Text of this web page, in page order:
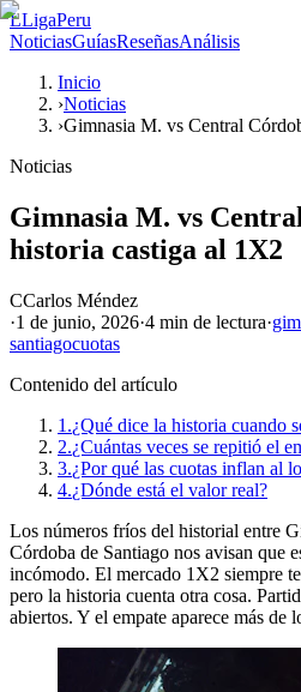
LLigaPeru
NoticiasGuíasReseñasAnálisis
Inicio
›Noticias
›Gimnasia M. vs Central
Noticias
Gimnasia M. vs
historia castiga al 1X2
CCarlos Méndez
·1 de junio, 2026·4 min de lectura·
santiagocuotas
Contenido del artículo
1.¿Qué dice la historia cuando
2.¿Cuántas veces se repitió el
3.¿Por qué las cuotas inflan al
4.¿Dónde está el valor real?
Los números fríos del historial entre
Córdoba de Santiago nos avisan que
incómodo. El mercado 1X2 siempre
pero la historia cuenta otra cosa.
abiertos. Y el empate aparece más de